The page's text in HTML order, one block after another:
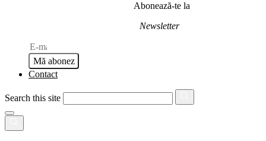
Abonează-te la
Newsletter
Mă abonez
Contact
Search this site